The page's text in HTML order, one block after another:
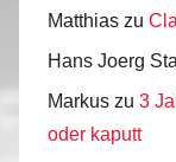
Matthias zu
Hans Joerg
Markus zu 3
oder kaputt